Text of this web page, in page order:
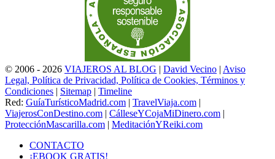
© 2006 - 2026 VIAJEROS AL BLOG | David Vecino | Aviso
Legal, Política de Privacidad, Política de Cookies, Términos y
Condiciones | Sitemap | Timeline
Red: GuíaTurísticoMadrid.com | TravelViaja.com |
ViajerosConDestino.com | CálleseYCojaMiDinero.com |
ProtecciónMascarilla.com | MeditaciónYReiki.com
CONTACTO
¡EBOOK GRATIS!